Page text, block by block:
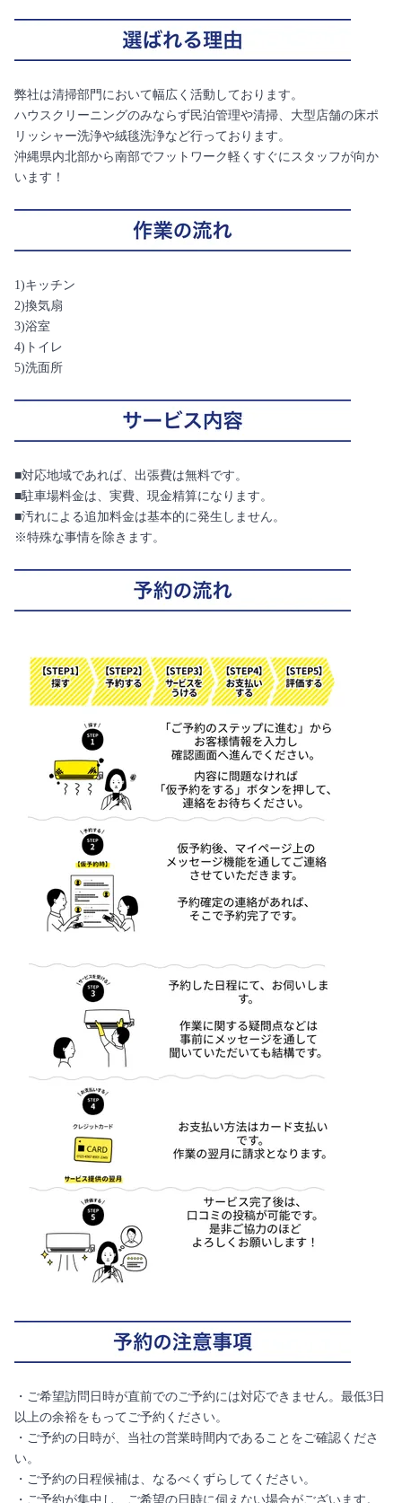
弊社は清掃部門において幅広く活動しております。
ハウスクリーニングのみならず民泊管理や清掃、大型店舗の床ポ
リッシャー洗浄や絨毯洗浄など行っております。
沖縄県内北部から南部でフットワーク軽くすぐにスタッフが向か
います！
1)キッチン
2)換気扇
3)浴室
4)トイレ
5)洗面所
■対応地域であれば、出張費は無料です。
■駐車場料金は、実費、現金精算になります。
■汚れによる追加料金は基本的に発生しません。
※特殊な事情を除きます。
・ご希望訪問日時が直前でのご予約には対応できません。最低3日
以上の余裕をもってご予約ください。
・ご予約の日時が、当社の営業時間内であることをご確認くださ
い。
・ご予約の日程候補は、なるべくずらしてください。
・ご予約が集中し、ご希望の日時に伺えない場合がございます。